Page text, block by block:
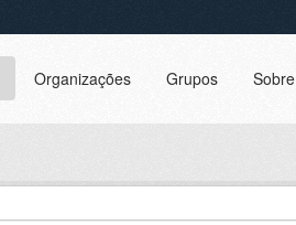
Organizações Grupos Sobre